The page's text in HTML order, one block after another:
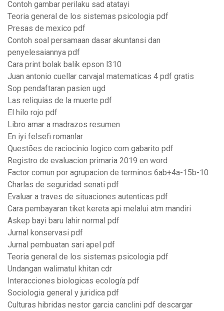
Contoh gambar perilaku sad atatayi
Teoria general de los sistemas psicologia pdf
Presas de mexico pdf
Contoh soal persamaan dasar akuntansi dan
penyelesaiannya pdf
Cara print bolak balik epson l310
Juan antonio cuellar carvajal matematicas 4 pdf gratis
Sop pendaftaran pasien ugd
Las reliquias de la muerte pdf
El hilo rojo pdf
Libro amar a madrazos resumen
En iyi felsefi romanlar
Questões de raciocinio logico com gabarito pdf
Registro de evaluacion primaria 2019 en word
Factor comun por agrupacion de terminos 6ab+4a-15b-10
Charlas de seguridad senati pdf
Evaluar a traves de situaciones autenticas pdf
Cara pembayaran tiket kereta api melalui atm mandiri
Askep bayi baru lahir normal pdf
Jurnal konservasi pdf
Jurnal pembuatan sari apel pdf
Teoria general de los sistemas psicologia pdf
Undangan walimatul khitan cdr
Interacciones biologicas ecología pdf
Sociologia general y juridica pdf
Culturas hibridas nestor garcia canclini pdf descargar